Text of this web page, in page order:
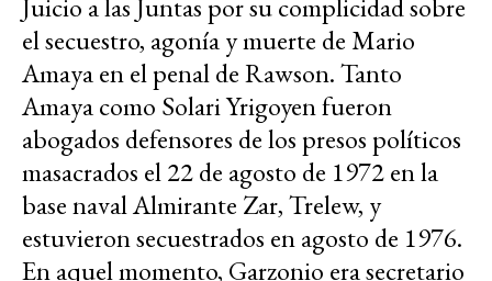
Juicio a las Juntas por su complicidad sobre
el secuestro, agonía y muerte de Mario
Amaya en el penal de Rawson. Tanto
Amaya como Solari Yrigoyen fueron
abogados defensores de los presos políticos
masacrados el 22 de agosto de 1972 en la
base naval Almirante Zar, Trelew, y
estuvieron secuestrados en agosto de 1976.
En aquel momento, Garzonio era secretario